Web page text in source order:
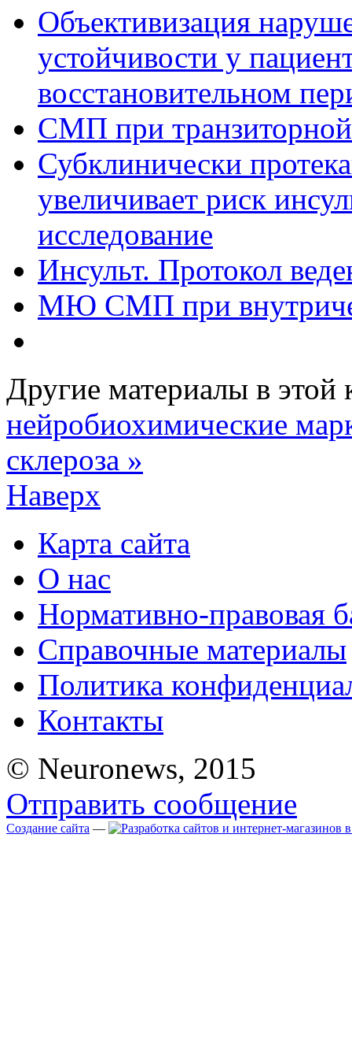
Объективизация
устойчивости у
восстановительном
СМП при
Субклинически
увеличивает риск
исследование
Инсульт. Протокол
МЮ СМП при
Другие материалы в этой
нейробиохимические
склероза »
Наверх
Карта сайта
О нас
Нормативно-правовая
Справочные материалы
Политика
Контакты
© Neuronews, 2015
Отправить сообщение
Создание сайта —